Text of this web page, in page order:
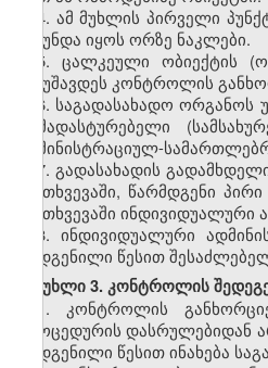
4. ამ მუხლის პირველი
უნდა იყოს ორზე ნაკლები.
5. ცალკეული ობიექტის (
შემუშავდეს კონტროლის
6. საგადასახადო ორგანოს
დამადასტურებელი (
ადმინისტრაციულ-
7. გადასახადის
შემთხვევაში, წარმდგენი პირი
შემთხვევაში ინდივიდუალური
8.ინდივიდუალური
დადგენილი წესით
მუხლი3. კონტროლის
1. კონტროლის
პროცედურის დასრულებიდან
დადგენილი წესით ინახება